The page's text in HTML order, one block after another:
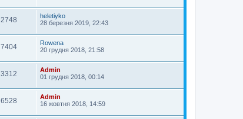
2748
heletiyko
28 березня 2019, 22:43
7404
Rowena
20 грудня 2018, 21:58
3312
Admin
01 грудня 2018, 00:14
6528
Admin
16 жовтня 2018, 14:59